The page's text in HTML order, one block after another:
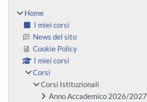
Home
I miei corsi
News del sito
Cookie Policy
I miei corsi
Corsi
Corsi Istituzionali
Anno Accademico 2026/2027